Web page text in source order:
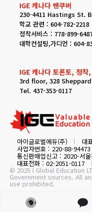
IGE 캐나다 밴쿠버
230-4411 Hastings St.
학교 관련 : 604-782-2218
정착서비스 : 778-899-
대학컨설팅,가디언 : 604-
IGE 캐나다 토론토, 정착
3rd floor, 328
Tel. 437-353-0117
아이글로벌에듀(주) 대
사업자번호 : 220-88-94473
통신판매업신고 : 2020-서
대표전화 : 02-2051-0117
© 2025 I Global Education
Government sources. All
use prohibited.